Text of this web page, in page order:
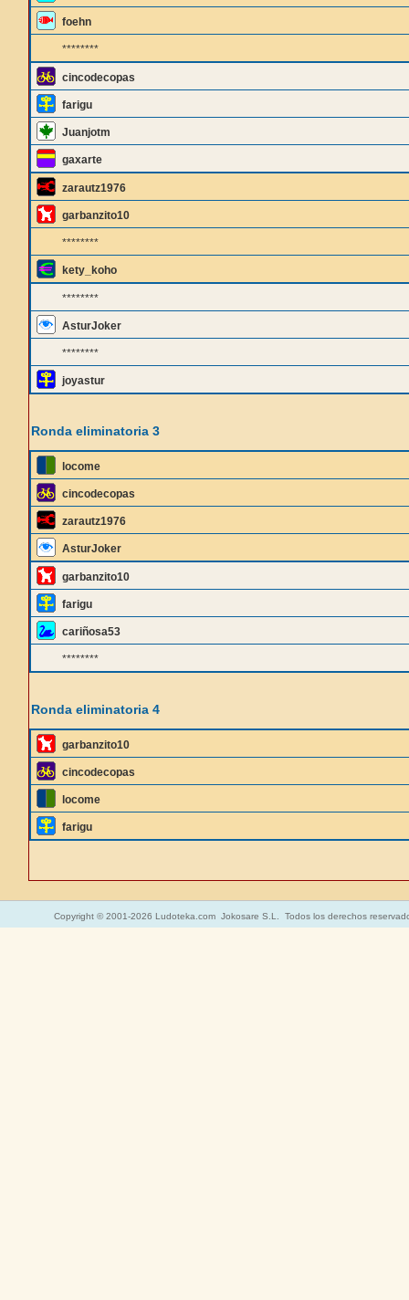
foehn
********
cincodecopas
farigu
Juanjotm
gaxarte
zarautz1976
garbanzito10
********
kety_koho
********
AsturJoker
********
joyastur
Ronda eliminatoria 3
locome
cincodecopas
zarautz1976
AsturJoker
garbanzito10
farigu
cariñosa53
********
Ronda eliminatoria 4
garbanzito10
cincodecopas
locome
farigu
Copyright © 2001-2026 Ludoteka.com Jokosare S.L. Todos los derechos